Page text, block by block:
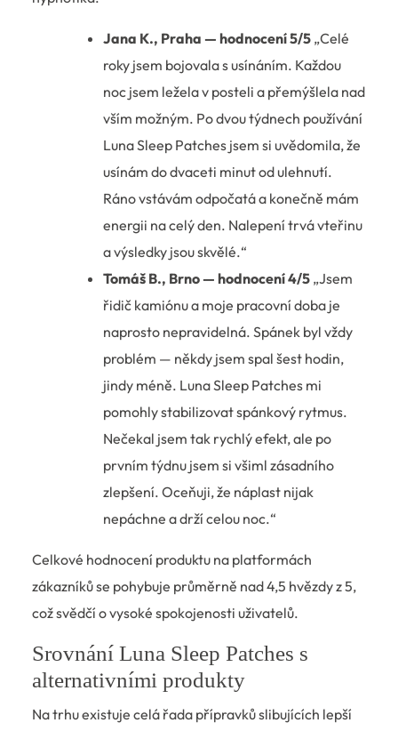
Jana K., Praha — hodnocení 5/5 „Celé
roky jsem bojovala s usínáním. Každou
noc jsem ležela v posteli a přemýšlela nad
vším možným. Po dvou týdnech používání
Luna Sleep Patches jsem si uvědomila, že
usínám do dvaceti minut od ulehnutí.
Ráno vstávám odpočatá a konečně mám
energii na celý den. Nalepení trvá vteřinu
a výsledky jsou skvělé.“
Tomáš B., Brno — hodnocení 4/5 „Jsem
řidič kamiónu a moje pracovní doba je
naprosto nepravidelná. Spánek byl vždy
problém — někdy jsem spal šest hodin,
jindy méně. Luna Sleep Patches mi
pomohly stabilizovat spánkový rytmus.
Nečekal jsem tak rychlý efekt, ale po
prvním týdnu jsem si všiml zásadního
zlepšení. Oceňuji, že náplast nijak
nepáchne a drží celou noc.“
Celkové hodnocení produktu na platformách
zákazníků se pohybuje průměrně nad 4,5 hvězdy z 5,
což svědčí o vysoké spokojenosti uživatelů.
Srovnání Luna Sleep Patches s
alternativními produkty
Na trhu existuje celá řada přípravků slibujících lepší